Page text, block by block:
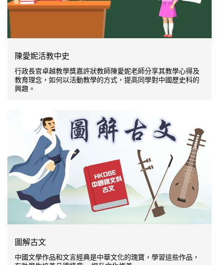
陳愛妮活教中史
行政長官卓越教學獎嘉許狀教師陳愛妮老師分享其教學心得及
教育理念，如何以活動教學的方式，提高同學對中國歷史科的
興趣。
圖解古文
中國文學作品和文言經典是中華文化的瑰寶，學習這些作品，